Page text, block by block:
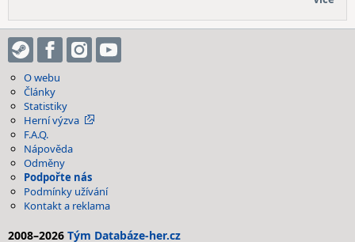
O webu
Články
Statistiky
Herní výzva
F.A.Q.
Nápověda
Odměny
Podpořte nás
Podmínky užívání
Kontakt a reklama
2008–2026 Tým Databáze-her.cz